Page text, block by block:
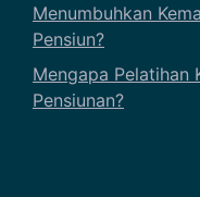
Menumbuhkan
Pensiun?
Mengapa Pelatihan
Pensiunan?